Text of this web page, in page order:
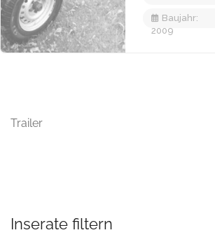
2009
Baujahr
Trailer
Inserate filtern